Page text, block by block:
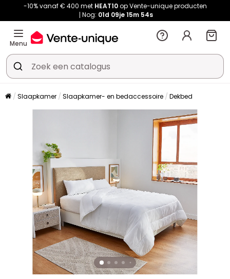
-10% vanaf € 400 met HEAT10op Vente-unique producten
Nog: 01d 09je 15m 54s
Menu
Slaapkamer Slaapkamer- en bedaccessoire Dekbed